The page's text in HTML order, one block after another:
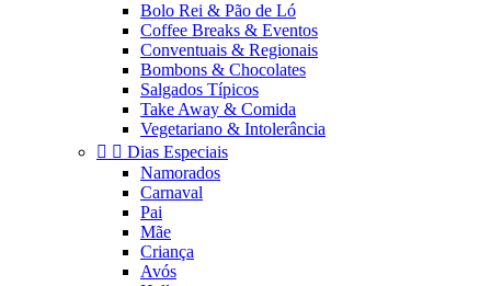
Bolo Rei & Pão de Ló
Coffee Breaks & Eventos
Conventuais & Regionais
Bombons & Chocolates
Salgados Típicos
Take Away & Comida
Vegetariano & Intolerância
  Dias Especiais
Namorados
Carnaval
Pai
Mãe
Criança
Avós